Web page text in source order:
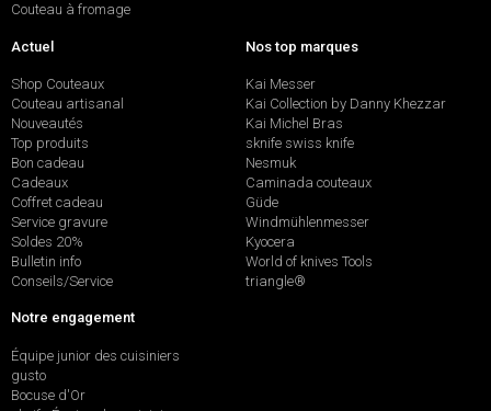
Couteau à fromage
Actuel
Shop Couteaux
Couteau artisanal
Nouveautés
Top produits
Bon cadeau
Cadeaux
Coffret cadeau
Service gravure
Soldes 20%
Bulletin info
Conseils/Service
Nos top marques
Kai Messer
Kai Collection by Danny Khezzar
Kai Michel Bras
sknife swiss knife
Nesmuk
Caminada couteaux
Güde
Windmühlenmesser
Kyocera
World of knives Tools
triangle®
Notre engagement
Équipe junior des cuisiniers
gusto
Bocuse d'Or